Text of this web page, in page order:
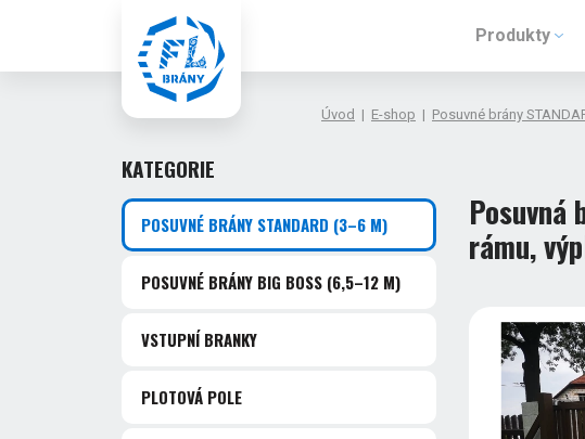
Produkty
Úvod | E-shop | Posuvné brány
KATEGORIE
POSUVNÉ BRÁNY STANDARD (3–6 M)
POSUVNÉ BRÁNY BIG BOSS (6,5–12 M)
VSTUPNÍ BRANKY
PLOTOVÁ POLE
Posuvná
rámu,